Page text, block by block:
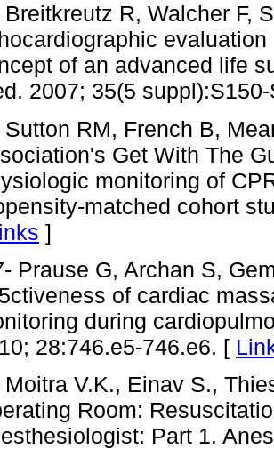
Breitkreutz R, Walcher F,
of an advanced life
2007; 35(5
Sutton RM, French B,
Get With The
monitoring of
matched cohort
]
Prause G, Archan S,
of cardiac
during
28:746.e5-746.e6. [
Moitra V.K., Einav S.,
Room:
Part 1.